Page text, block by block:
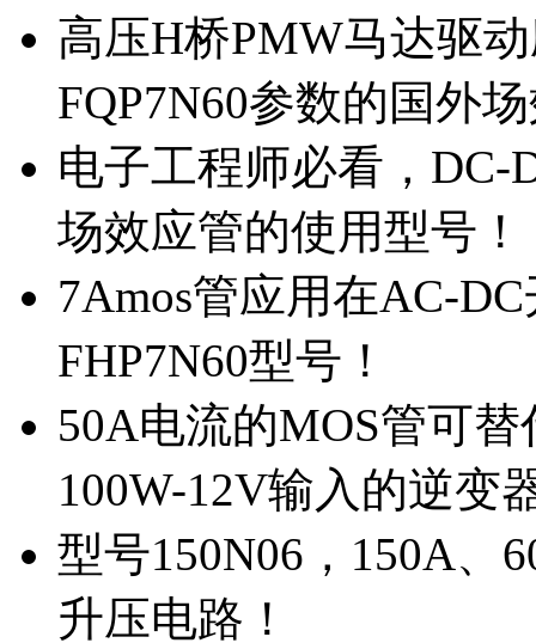
高压H桥PMW马达驱
FQP7N60参数的国外
电子工程师必看，DC-
场效应管的使用型号！
7Amos管应用在AC-
FHP7N60型号！
50A电流的MOS管可
100W-12V输入的逆变
型号150N06，150A、
升压电路！